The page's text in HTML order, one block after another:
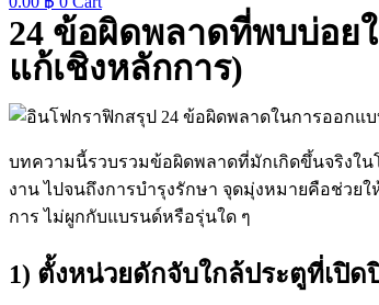
24 ข้อผิดพลาดที่พบบ่อย
แก้เชิงหลักการ)
บทความนี้รวบรวมข้อผิดพลาดที่มักเกิดขึ้นจริงใน
งาน ไปจนถึงการบำรุงรักษา จุดมุ่งหมายคือช่วย
การ ไม่ผูกกับแบรนด์หรือรุ่นใด ๆ
1) ตั้งหน่วยดักจับใกล้ประตูที่เปิ